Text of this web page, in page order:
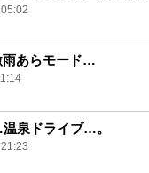
雨あらモード…
泉ドライブ…。